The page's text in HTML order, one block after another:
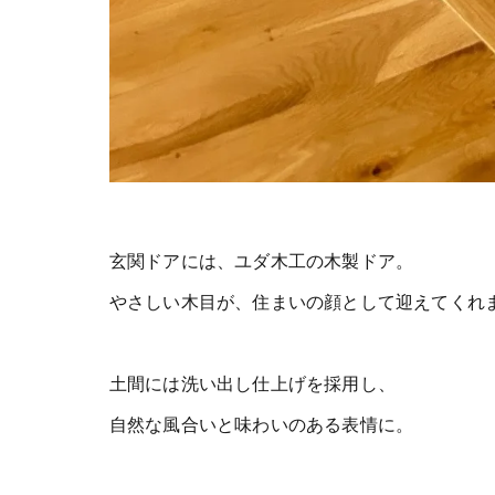
玄関ドアには、ユダ木工の木製ドア。
やさしい木目が、住まいの顔として迎えてくれ
土間には洗い出し仕上げを採用し、
自然な風合いと味わいのある表情に。